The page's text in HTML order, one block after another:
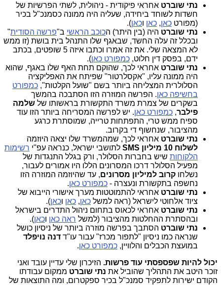
נתי שוברט אחראי פיקודית - ניהולית, לשתי הפרשיות של
חשדות לשוחד ביחידה, שעליה היה ממונה כסמנכ"ל בכיר
(מפורט כאן, כאן וכאן).
נתי שוברט היה (בין היתר) הכוכב הראשי ב"פרשה הסודית"
ובכלל זה עלה החשד, שבאגף שלו התנהל בית בושת (זו ממש
לא המצאה שלי. את זה אמרו וכתבו איזה 5 שופטים, בכתב
ידם, בפסק דין חלוט, כמפורט כאן).
נתי שוברט אחראי לכך, שהוקם תחת האף שלו באגף, שהוא
היה ממונה עליו, "אקסלרטור" שפיתח את האפליקציה
הסלולרית המצליחה ביותר בשם "שועל הקלטות", כמפורט
בחשיפה כאן. הפרשה המוזרה הזו הסתבכה בהמשך
בשקרים של צמרת משרד התקשורת בראשותו של שלמה
פילבר, כמפורט כאן. יש לפרשה המסריחה ביותר הזו עוד
ספיח ממש טרי, התפתחות טרייה, שמוסתרת כרגע
מהציבור, שנחשוף די בקרוב.
נתי שוברט אחראי לכך, שמהמשרד שלו יצאה היוזמה
לשלוח 10 מיליון SMS
לתושבי ישראל, כנראה עפ"י רשימות
הלקוחות שיש בחברות הסלולר, ורק בגלל התנגדות של
מפעיל הסלולר דרכו המסרונים הללו היו אמורים לעבור,
נשלחו קרוב למיליון מסרונים, עד שהיוזמה המוזרה הזו
נחשפה בתקשורת ונעצרה - כמפורט כאן.
נתי שוברט אחראי להתמוטטות מערך אישורי הייבוא של
ציוד אלחוטי לישראל (ראה למשל כאן, כאן וכאן).
נתי שוברט אחראי לכאוס בתחום ניהול התדרים בישראל
ובהסתרת ההחלטות מהציבור (למשל ראה כאן וכאן).
נתי שוברט הסתבך בפרשה מוזרה ביותר של ניסיון כושל
שנראה כמו ניסיון "לתפור מכרז" עבור עו"ד דנה נויפלד
במועצת הכבלים והלוויין, כמפורט כאן.
יכול להיות שפספסתי עוד פרשות. הזיכרון שלי עדיין עובד ואני
זוכר היטב את התהליך שהוביל את נתי שוברט ממקום עבודתו
הקודם ישירות לתפקיד סמנכ"ל בכיר ספקטרום, ומה התוצאות של